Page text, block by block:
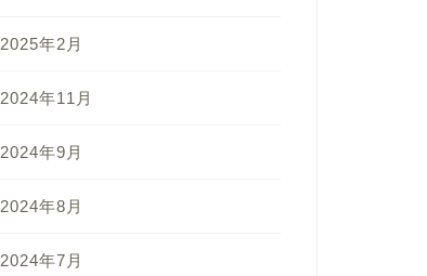
2025年2月
2024年11月
2024年9月
2024年8月
2024年7月